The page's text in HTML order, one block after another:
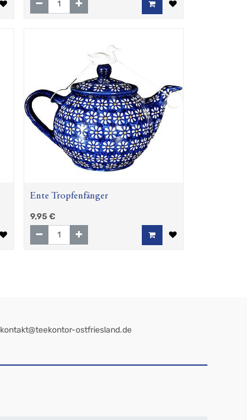
Ente Tropfenfänger
9,95€
kontakt@teekontor-ostfriesland.de